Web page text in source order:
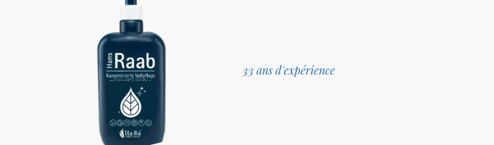
33 ans d'expérience